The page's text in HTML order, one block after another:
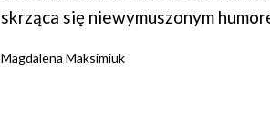
skrząca się niewymuszonym
Magdalena Maksimiuk